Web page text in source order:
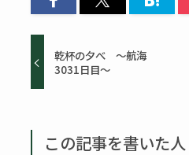
乾杯の夕べ ～航海
3031日目～
この記事を書いた人